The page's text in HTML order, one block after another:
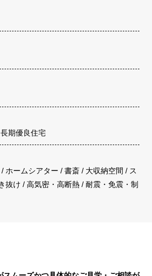
期優良住宅
ホームシアター / 書斎 / 大収納空間 / ス
抜け / 高気密・高断熱 / 耐震・免震・制